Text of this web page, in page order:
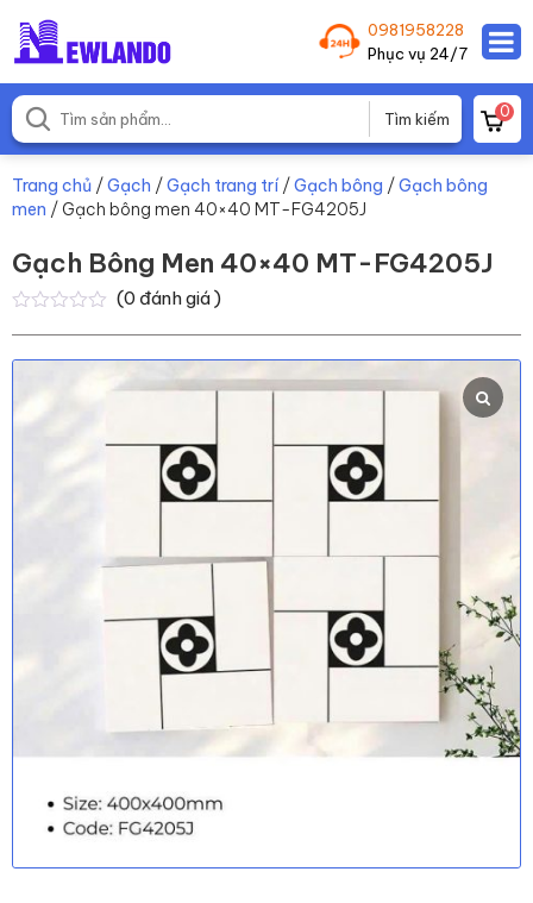
0981958228
Phục vụ 24/7
0
Trang chủ /Gạch /Gạch trang trí/Gạch bông /Gạch bông
men / Gạch bông men 40×40 MT-FG4205J
Gạch Bông Men 40×40 MT-FG4205J
5
(0 đánh giá )